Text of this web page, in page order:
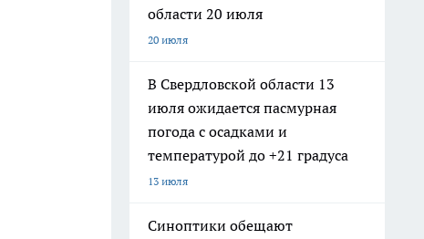
области 20 июля
20 июля
В Свердловской области 13
июля ожидается пасмурная
погода с осадками и
температурой до +21 градуса
13 июля
Синоптики обещают